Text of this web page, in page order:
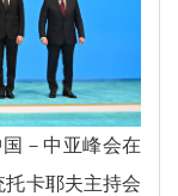
－中亚峰会在
托卡耶夫主持会